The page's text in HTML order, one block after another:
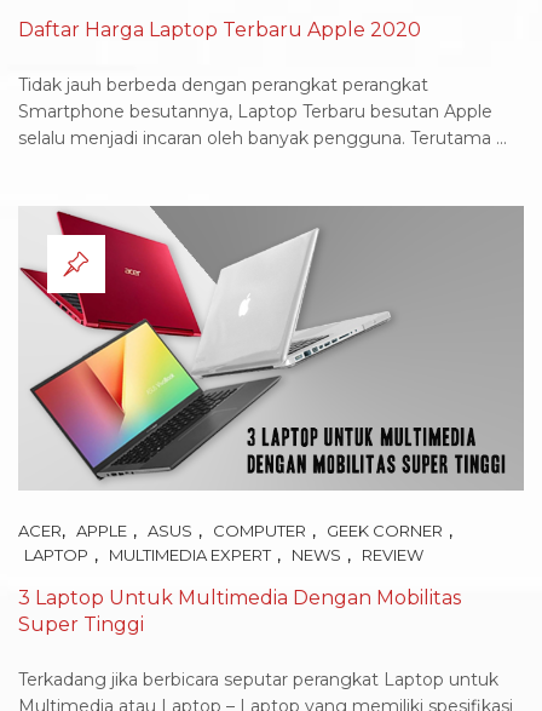
Daftar Harga Laptop Terbaru Apple 2020
Tidak jauh berbeda dengan perangkat perangkat
Smartphone besutannya, Laptop Terbaru besutan Apple
selalu menjadi incaran oleh banyak pengguna. Terutama ...
ACER, APPLE , ASUS , COMPUTER , GEEK CORNER ,
LAPTOP , MULTIMEDIA EXPERT , NEWS , REVIEW
3 Laptop Untuk Multimedia Dengan Mobilitas
Super Tinggi
Terkadang jika berbicara seputar perangkat Laptop untuk
Multimedia atau Laptop – Laptop yang memiliki spesifikasi